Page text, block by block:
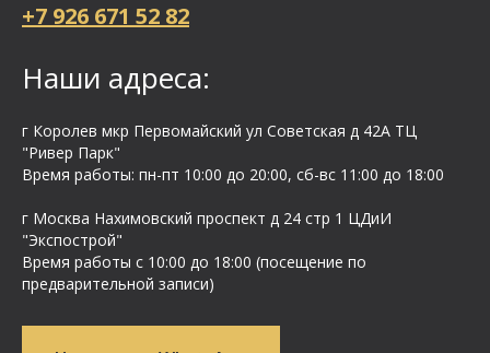
+7 926 671 52 82
Наши адреса:
г Королев мкр Первомайский ул Cоветская д 42А ТЦ
"Ривер Парк"
Время работы: пн-пт 10:00 до 20:00, сб-вс 11:00 до 18:00
г Москва Нахимовский проспект д 24 стр 1 ЦДиИ
"Экспострой"
Время работы с 10:00 до 18:00 (посещение по
предварительной записи)